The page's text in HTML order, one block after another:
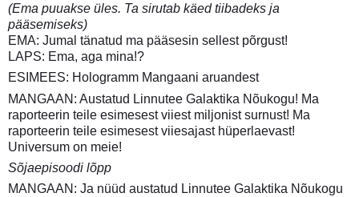
(Ema puuakse üles. Ta sirutab käed tiibadeks ja
pääsemiseks)
EMA: Jumal tänatud ma pääsesin sellest põrgust!
LAPS: Ema, aga mina!?
ESIMEES: Hologramm Mangaani aruandest
MANGAAN: Austatud Linnutee Galaktika Nõukogu! Ma
raporteerin teile esimesest viiest miljonist surnust! Ma
raporteerin teile esimesest viiesajast hüperlaevast!
Universum on meie!
Sõjaepisoodi lõpp
MANGAAN: Ja nüüd austatud Linnutee Galaktika Nõukogu